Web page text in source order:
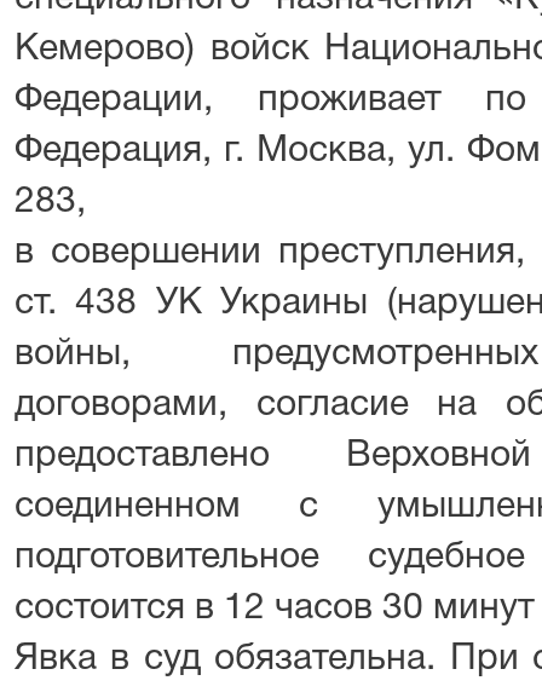
Кемерово) войск
Федерации, проживает
Федерация, г. Москва, ул.
283,
в совершении
ст. 438 УК Украины
войны,
договорами, согласие на
предоставлено
соединенном с
подготовительное
состоится в 12 часов 30
Явка в суд обязательна. При